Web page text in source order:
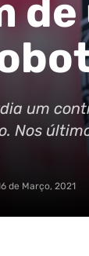
de
um
Nos
de Março, 2021